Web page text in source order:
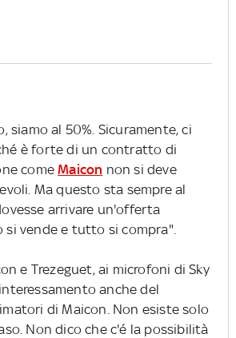
siamo al 50%. Sicuramente, ci
è forte di un contratto di
comeMaicon non si deve
Ma questo sta sempre al
arrivare un'offerta
vende e tutto si compra".
e Trezeguet, ai microfoni di Sky
anche del
di Maicon. Non esiste solo
Non dico che c'é la possibilità